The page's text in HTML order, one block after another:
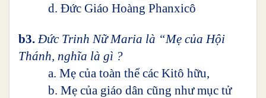
d. Đức Giáo Hoàng Phanxicô
b3. Đức Trinh Nữ Maria là “Mẹ của Hội
Thánh, nghĩa là gì ?
a. Mẹ của toàn thể các Kitô hữu,
b. Mẹ của giáo dân cũng như mục tử